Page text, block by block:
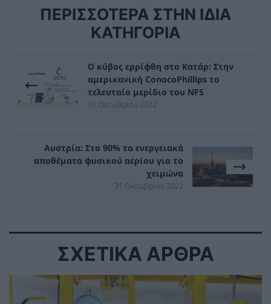
ΠΕΡΙΣΣΟΤΕΡΑ ΣΤΗΝ ΙΔΙΑ
ΚΑΤΗΓΟΡΙΑ
Ο κύβος ερρίφθη στο Κατάρ: Στην
αμερικανική ConocoPhillips το
τελευταίο μερίδιο του NFS
31 Οκτωβρίου 2022
Αυστρία: Στο 90% τα ενεργειακά
αποθέματα φυσικού αερίου για το
χειμώνα
31 Οκτωβρίου 2022
ΣΧΕΤΙΚΑ ΑΡΘΡΑ